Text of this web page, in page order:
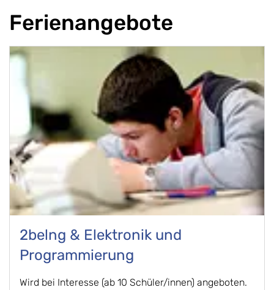
Ferienangebote
2belng & Elektronik und
Programmierung
Wird bei Interesse (ab 10 Schüler/innen) angeboten.